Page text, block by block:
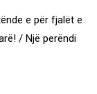
e për fjalët e
/ Një perëndi